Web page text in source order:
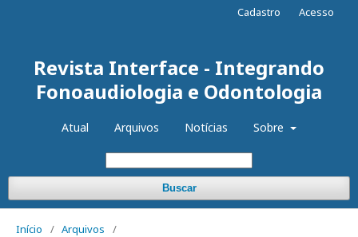
Revista Interface - Integrando
Fonoaudiologia e Odontologia
Atual Arquivos Notícias Sobre
Buscar
Cadastro Acesso
Início / Arquivos
/